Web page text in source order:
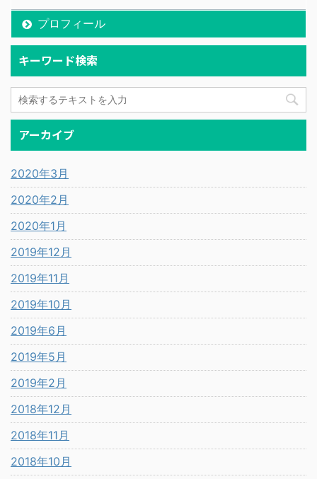
プロフィール
キーワード検索
アーカイブ
2020年3月
2020年2月
2020年1月
2019年12月
2019年11月
2019年10月
2019年6月
2019年5月
2019年2月
2018年12月
2018年11月
2018年10月